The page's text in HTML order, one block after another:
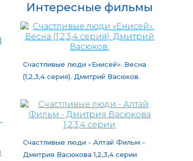
Интересные фильмы
Счастливые люди «Енисей». Весна
(1,2,3,4 серия). Дмитрий Васюков.
Счастливые люди - Алтай Фильм -
Дмитрия Васюкова 1,2,3,4 серии